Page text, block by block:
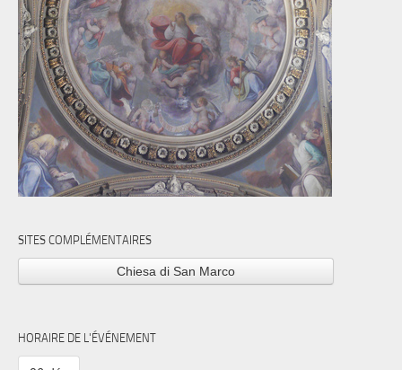
SITES COMPLÉMENTAIRES
Chiesa di San Marco
HORAIRE DE L'ÉVÉNEMENT